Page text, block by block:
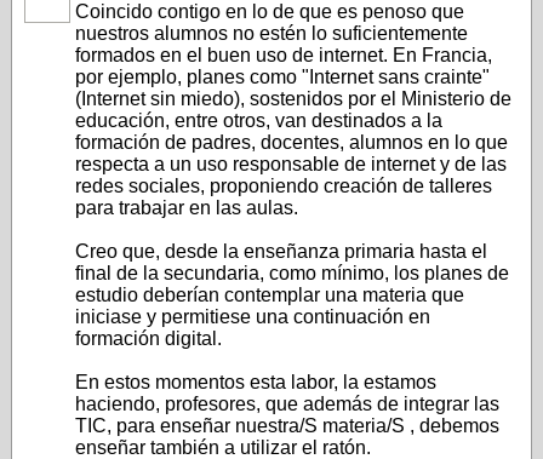
Coincido contigo en lo de que es penoso que
nuestros alumnos no estén lo suficientemente
formados en el buen uso de internet. En Francia,
por ejemplo, planes como "Internet sans crainte"
(Internet sin miedo), sostenidos por el Ministerio de
educación, entre otros, van destinados a la
formación de padres, docentes, alumnos en lo que
respecta a un uso responsable de internet y de las
redes sociales, proponiendo creación de talleres
para trabajar en las aulas.
Creo que, desde la enseñanza primaria hasta el
final de la secundaria, como mínimo, los planes de
estudio deberían contemplar una materia que
iniciase y permitiese una continuación en
formación digital.
En estos momentos esta labor, la estamos
haciendo, profesores, que además de integrar las
TIC, para enseñar nuestra/S materia/S , debemos
enseñar también a utilizar el ratón.